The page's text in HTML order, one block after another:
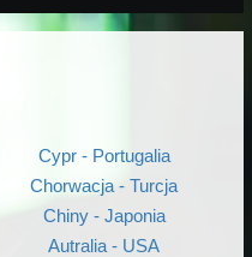
Cypr - Portugalia
Chorwacja - Turcja
Chiny - Japonia
Autralia - USA